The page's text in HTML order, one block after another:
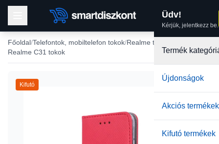
Üdv!
Kérjük, jelentkezz be.
Termék
Újdonságok
Akciós termékek
Kifutó termékek
Főoldal Telefontok, mobiltelefon tokok Realme tokok
Realme C31 tokok
Kifutó